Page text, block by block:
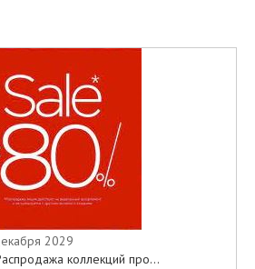
2029
коллекций про...